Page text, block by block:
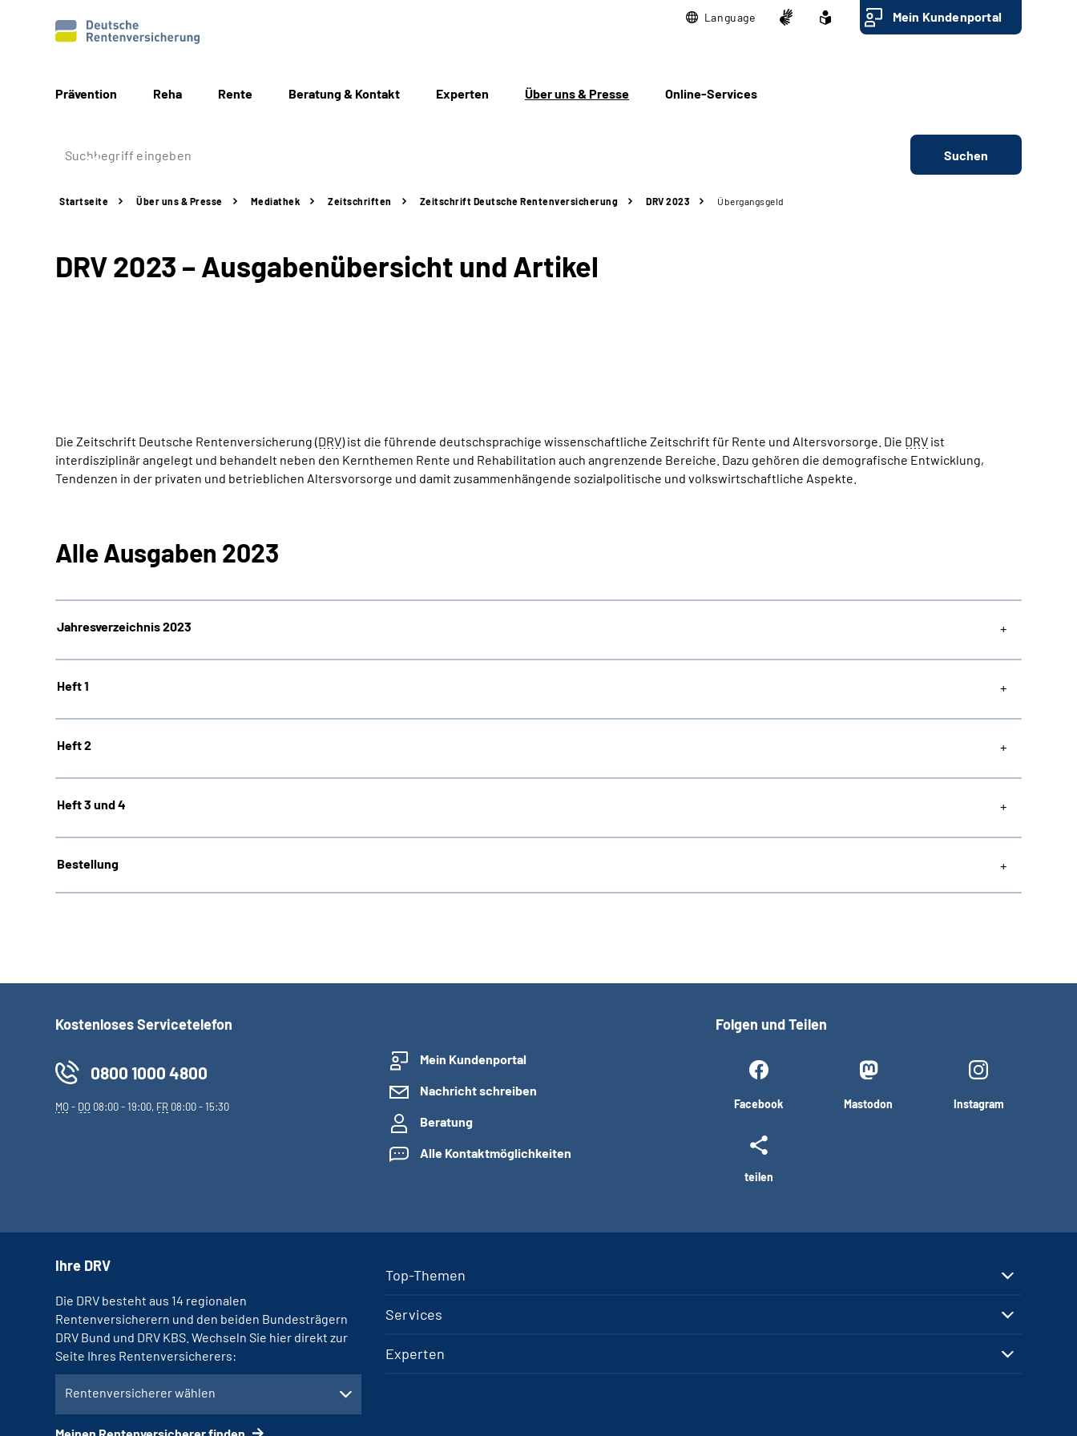
Language Mein Kundenportal
Prävention Reha Rente Beratung & Kontakt Experten Über uns & Presse Online-Services
Suchen
Startseite Über uns & Presse Mediathek Zeitschriften Zeitschrift Deutsche Rentenversicherung DRV 2023 Übergangsgeld
DRV 2023 – Ausgabenübersicht und Artikel
Die Zeitschrift Deutsche Rentenversicherung (DRV) ist die führende deutschsprachige wissenschaftliche Zeitschrift für Rente und Altersvorsorge. Die DRV ist
interdisziplinär angelegt und behandelt neben den Kernthemen Rente und Rehabilitation auch angrenzende Bereiche. Dazu gehören die demografische Entwicklung,
Tendenzen in der privaten und betrieblichen Altersvorsorge und damit zusammenhängende sozialpolitische und volkswirtschaftliche Aspekte.
Alle Ausgaben 2023
Jahresverzeichnis 2023
Heft 1
Heft 2
Heft 3 und 4
Bestellung
Kostenloses Servicetelefon
0800 1000 4800
MO- DO 08:00 - 19:00, FR 08:00 - 15:30
Mein Kundenportal
Nachricht schreiben
Beratung
Alle Kontaktmöglichkeiten
Folgen und Teilen
Facebook Mastodon Instagram
teilen
Top-Themen
Services
Experten
Ihre DRV
Die DRV besteht aus 14 regionalen
Rentenversicherern und den beiden Bundesträgern
DRV Bund und DRV KBS. Wechseln Sie hier direkt zur
Seite Ihres Rentenversicherers:
Rentenversicherer wählen